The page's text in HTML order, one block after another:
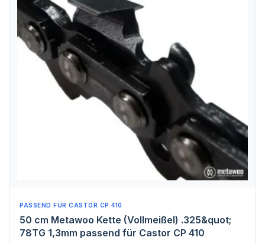
PASSEND FÜR CASTOR CP 410
50 cm Metawoo Kette (Vollmeißel) .325&quot;
78TG 1,3mm passend für Castor CP 410